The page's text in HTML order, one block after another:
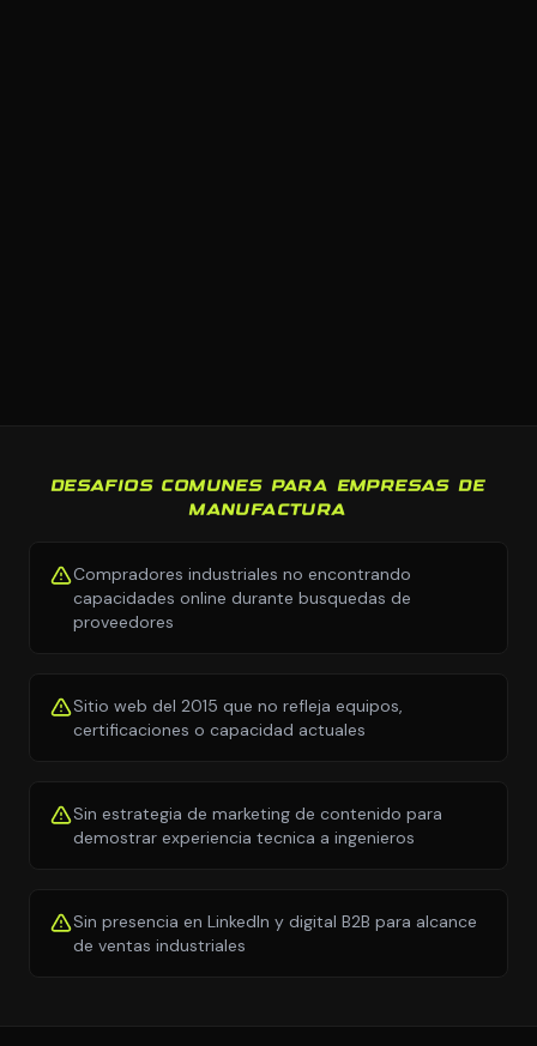
DESAFIOS COMUNES PARA EMPRESAS DE
MANUFACTURA
Compradores industriales no encontrando
capacidades online durante busquedas de
proveedores
Sitio web del 2015 que no refleja equipos,
certificaciones o capacidad actuales
Sin estrategia de marketing de contenido para
demostrar experiencia tecnica a ingenieros
Sin presencia en LinkedIn y digital B2B para alcance
de ventas industriales